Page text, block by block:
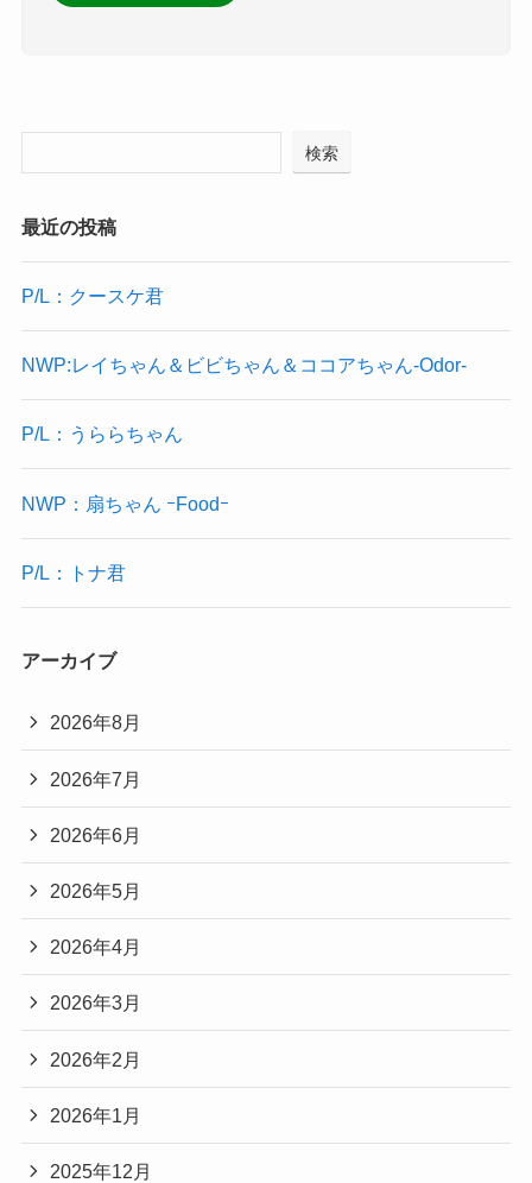
検索
最近の投稿
P/L：クースケ君
NWP:レイちゃん＆ビビちゃん＆ココアちゃん-Odor-
P/L：うららちゃん
NWP：扇ちゃん ｰFoodｰ
P/L：トナ君
アーカイブ
2026年8月
2026年7月
2026年6月
2026年5月
2026年4月
2026年3月
2026年2月
2026年1月
2025年12月